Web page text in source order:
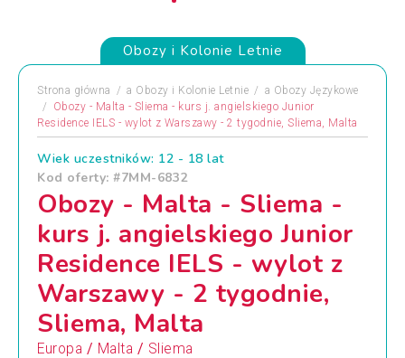
Obozy i Kolonie Letnie
Strona główna a Obozy i Kolonie Letnie a Obozy Językowe
Obozy - Malta - Sliema - kurs j. angielskiego Junior
Residence IELS - wylot z Warszawy - 2 tygodnie, Sliema, Malta
Wiek uczestników: 12 - 18 lat
Kod oferty: #7MM-6832
Obozy - Malta - Sliema -
kurs j. angielskiego Junior
Residence IELS - wylot z
Warszawy - 2 tygodnie,
Sliema, Malta
Europa / Malta / Sliema